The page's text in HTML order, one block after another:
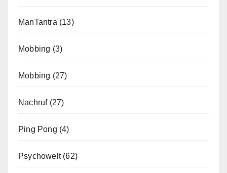
ManTantra (13)
Mobbing (3)
Mobbing (27)
Nachruf(27)
Ping Pong (4)
Psychowelt(62)